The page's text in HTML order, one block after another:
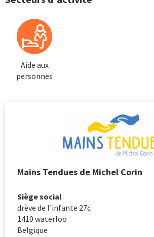
Aide aux
personnes
Mains Tendues de Michel Corin
Siège social
drève de l'infante 27c
1410 waterloo
Belgique